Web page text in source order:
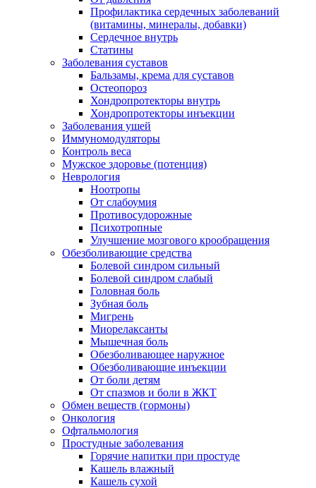
Профилактика сердечных заболеваний
(витамины, минералы, добавки)
Сердечное внутрь
Статины
Заболевания суставов
Бальзамы, крема для суставов
Остеопороз
Хондропротекторы внутрь
Хондропротекторы инъекции
Заболевания ушей
Иммуномодуляторы
Контроль веса
Мужское здоровье (потенция)
Неврология
Ноотропы
От слабоумия
Противосудорожные
Психотропные
Улучшение мозгового крообращения
Обезболивающие средства
Болевой синдром сильный
Болевой синдром слабый
Головная боль
Зубная боль
Мигрень
Миорелаксанты
Мышечная боль
Обезболивающее наружное
Обезболивающие инъекции
От боли детям
От спазмов и боли в ЖКТ
Обмен веществ (гормоны)
Онкология
Офтальмология
Простудные заболевания
Горячие напитки при простуде
Кашель влажный
Кашель сухой